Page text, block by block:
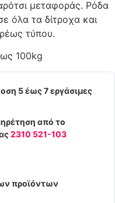
μεταφοράς. Ρόδα
όλα τα δίτροχα και
τύπου.
100kg
5 έως 7 εργάσιμες
από το
2310 521-103
προϊόντων